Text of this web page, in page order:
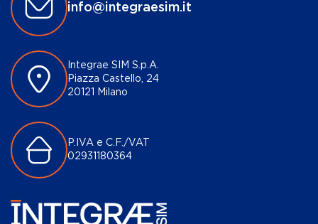
info@integraesim.it
Integrae SIM S.p.A.
Piazza Castello, 24
20121 Milano
P.IVA e C.F./VAT
02931180364